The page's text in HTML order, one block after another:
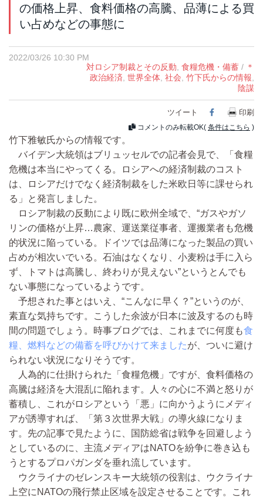
の価格上昇、食料価格の高騰、品薄による買
い占めなどの事態に
2022/03/26 10:30 PM
対ロシア制裁とその反動, 食糧危機・備蓄 / ＊
政治経済, 世界全体, 社会, 竹下氏からの情報,
陰謀
ツイート Facebook
印刷
コメントのみ転載OK( 条件はこちら )
竹下雅敏氏からの情報です。
バイデン大統領はブリュッセルでの記者会見で、「食糧
危機は本当にやってくる。ロシアへの経済制裁のコスト
は、ロシアだけでなく経済制裁をした米欧日等に課せられ
る」と発言しました。
ロシア制裁の反動により既に欧州全域で、“ガスやガソ
リンの価格が上昇…農家、運送業従事者、運搬業者も危機
的状況に陥っている。ドイツでは品薄になった製品の買い
占めが相次いでいる。石油はなくなり、小麦粉は手に入ら
ず、トマトは高騰し、終わりが見えない”というとんでも
ない事態になっているようです。
予想された事とはいえ、“こんなに早く？”というのが、
素直な気持ちです。こうした余波が日本に波及するのも時
間の問題でしょう。時事ブログでは、これまでに何度も食
糧、燃料などの備蓄を呼びかけて来ましたが、ついに避け
られない状況になりそうです。
人為的に仕掛けられた「食糧危機」ですが、食料価格の
高騰は経済を大混乱に陥れます。人々の心に不満と怒りが
蓄積し、これがロシアという「悪」に向かうようにメディ
アが誘導すれば、「第３次世界大戦」の導火線になりま
す。先の記事で見たように、国防総省は戦争を回避しよう
としているのに、主流メディアはNATOを紛争に巻き込も
うとするプロパガンダを垂れ流しています。
ウクライナのゼレンスキー大統領の役割は、ウクライナ
上空にNATOの飛行禁止区域を設定させることです。これ